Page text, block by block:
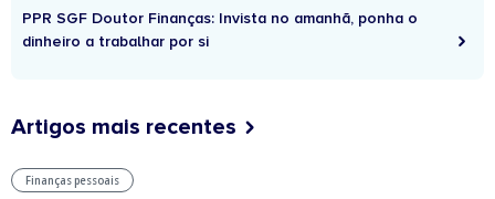
PPR SGF Doutor Finanças: Invista no amanhã, ponha o
dinheiro a trabalhar por si
Artigos mais recentes
Finanças pessoais